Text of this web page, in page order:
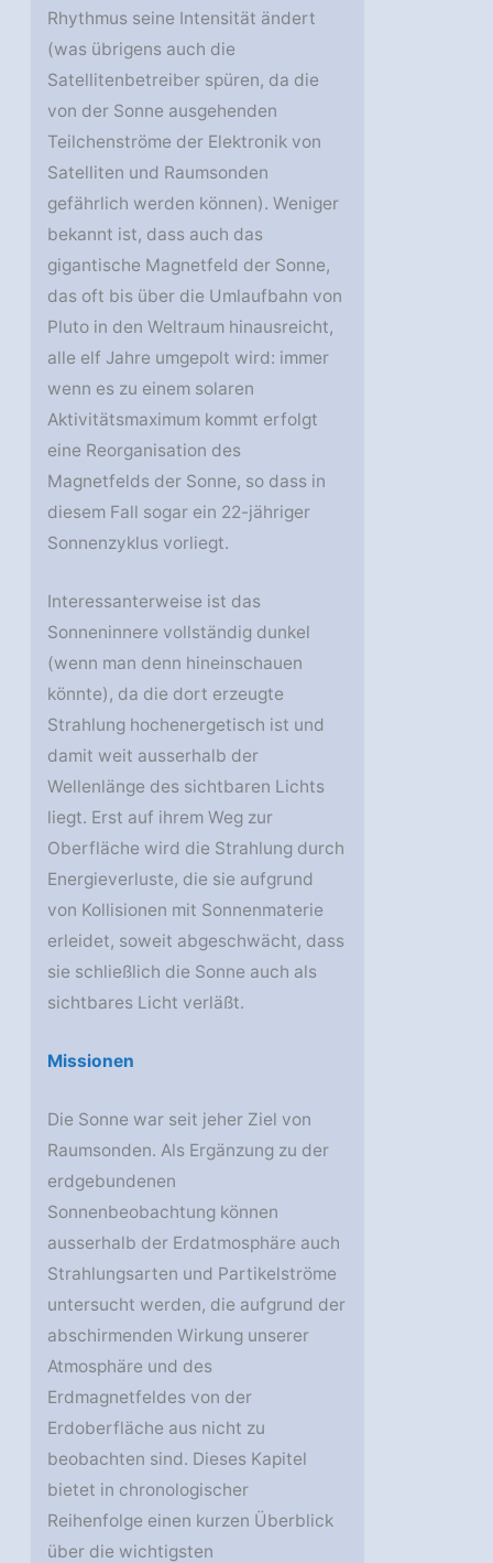
Rhythmus seine Intensität ändert
(was übrigens auch die
Satellitenbetreiber spüren, da die
von der Sonne ausgehenden
Teilchenströme der Elektronik von
Satelliten und Raumsonden
gefährlich werden können). Weniger
bekannt ist, dass auch das
gigantische Magnetfeld der Sonne,
das oft bis über die Umlaufbahn von
Pluto in den Weltraum hinausreicht,
alle elf Jahre umgepolt wird: immer
wenn es zu einem solaren
Aktivitätsmaximum kommt erfolgt
eine Reorganisation des
Magnetfelds der Sonne, so dass in
diesem Fall sogar ein 22-jähriger
Sonnenzyklus vorliegt.
Interessanterweise ist das
Sonneninnere vollständig dunkel
(wenn man denn hineinschauen
könnte), da die dort erzeugte
Strahlung hochenergetisch ist und
damit weit ausserhalb der
Wellenlänge des sichtbaren Lichts
liegt. Erst auf ihrem Weg zur
Oberfläche wird die Strahlung durch
Energieverluste, die sie aufgrund
von Kollisionen mit Sonnenmaterie
erleidet, soweit abgeschwächt, dass
sie schließlich die Sonne auch als
sichtbares Licht verläßt.
Missionen
Die Sonne war seit jeher Ziel von
Raumsonden. Als Ergänzung zu der
erdgebundenen
Sonnenbeobachtung können
ausserhalb der Erdatmosphäre auch
Strahlungsarten und Partikelströme
untersucht werden, die aufgrund der
abschirmenden Wirkung unserer
Atmosphäre und des
Erdmagnetfeldes von der
Erdoberfläche aus nicht zu
beobachten sind. Dieses Kapitel
bietet in chronologischer
Reihenfolge einen kurzen Überblick
über die wichtigsten